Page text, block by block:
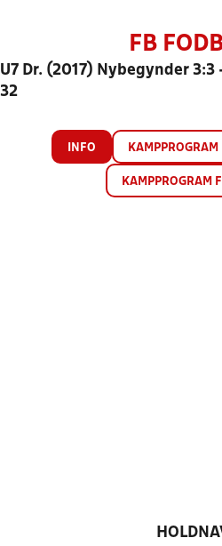
FB
U7 Dr. (2017) Nybegynder
32
INFO KAMPPROGRAM
KAMPPROGRAM